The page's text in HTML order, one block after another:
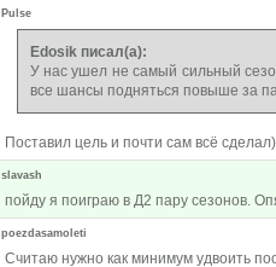
Pulse
Edosik писал(а):
У нас ушел не самый сильный
все шансы подняться повыше за
Поставил цель и почти сам всё
slavash
пойду я поиграю в Д2 пару сезонов.
poezdasamoleti
Считаю нужно как минимум удвоить